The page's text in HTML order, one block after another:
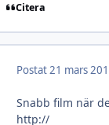
Citera
Postat21 mars
Snabb film när
http://